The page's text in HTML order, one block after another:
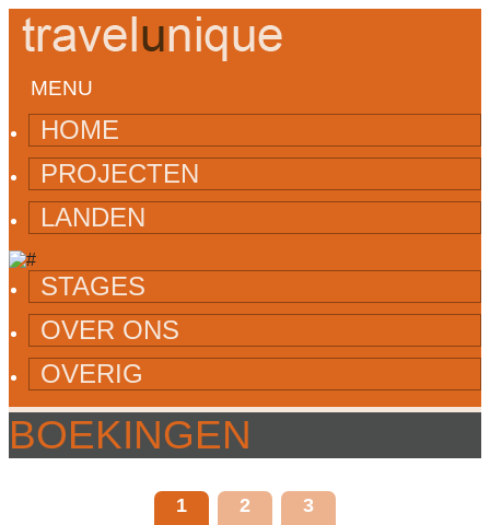
MENU
HOME
PROJECTEN
LANDEN
STAGES
OVER ONS
OVERIG
BOEKINGEN
1 2 3